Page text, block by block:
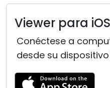
Viewer para iOS
Conéctese a
desde su dispositivo